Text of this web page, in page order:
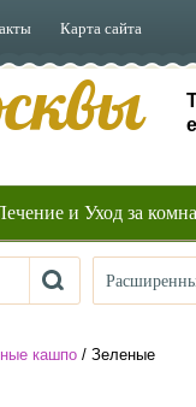
Карта сайта
и Уход за
кашпо / Зеленые